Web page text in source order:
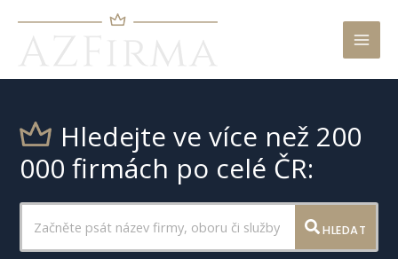
Hledejte ve více než 200
000 firmách po celé ČR:
HLEDAT